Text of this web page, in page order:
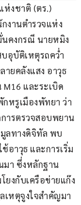
ห่งชาติ (ตร.)
งานตำรวจแห่ง
คงกรณี นายหมิง
อุบัติเหตุรถคว่ำ
ยคลังแสง อาวุธ
M16 และระเบิด
หรูเมืองพัทยา ว่า
ารตรวจสอบพยาน
ลทางดิจิทัล พบ
อาวุธ และการเริ่ม
มา ซึ่งหลักฐาน
งกับเครือข่ายแก๊ง
เหตุจูงใจสำคัญมา